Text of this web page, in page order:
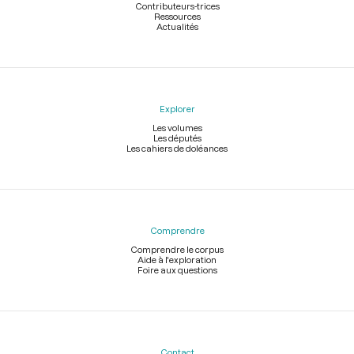
Contributeurs-trices
Ressources
Actualités
Explorer
Les volumes
Les députés
Les cahiers de doléances
Comprendre
Comprendre le corpus
Aide à l'exploration
Foire aux questions